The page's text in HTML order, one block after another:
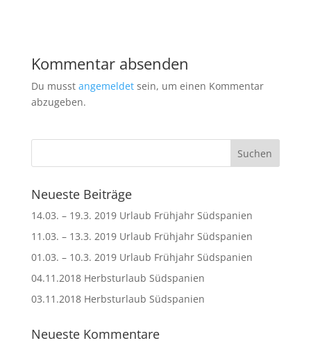
Kommentar absenden
Du musst angemeldetsein, um einen Kommentar
abzugeben.
Neueste Beiträge
14.03. – 19.3. 2019 Urlaub Frühjahr Südspanien
11.03. – 13.3. 2019 Urlaub Frühjahr Südspanien
01.03. – 10.3. 2019 Urlaub Frühjahr Südspanien
04.11.2018 Herbsturlaub Südspanien
03.11.2018 Herbsturlaub Südspanien
Neueste Kommentare